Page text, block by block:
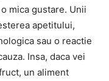
mica gustare. Unii
apetitului,
sau o reactie
Insa, daca vei
un aliment